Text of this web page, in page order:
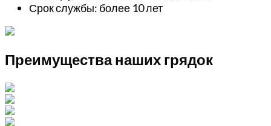
Срок службы: более 10 лет
Преимущества наших грядок